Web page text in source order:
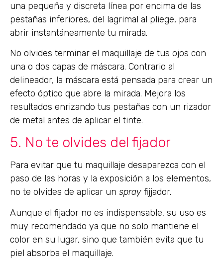
una pequeña y discreta línea por encima de las
pestañas inferiores, del lagrimal al pliege, para
abrir instantáneamente tu mirada.
No olvides terminar el maquillaje de tus ojos con
una o dos capas de máscara. Contrario al
delineador, la máscara está pensada para crear un
efecto óptico que abre la mirada. Mejora los
resultados enrizando tus pestañas con un rizador
de metal antes de aplicar el tinte.
5. No te olvides del fijador
Para evitar que tu maquillaje desaparezca con el
paso de las horas y la exposición a los elementos,
no te olvides de aplicar un spray fijjador.
Aunque el fijador no es indispensable, su uso es
muy recomendado ya que no solo mantiene el
color en su lugar, sino que también evita que tu
piel absorba el maquillaje.